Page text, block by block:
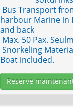
Bus Transport
harbour Marine in
and back
Max. 50 Pax.
Snorkeling
Boat included.
Reserve